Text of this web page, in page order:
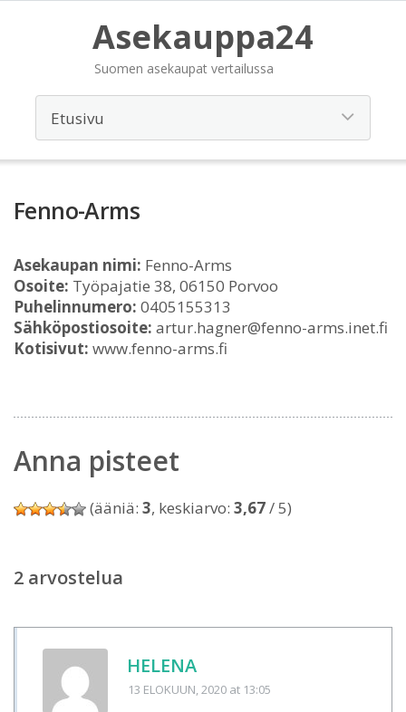
Asekauppa24
Suomen asekaupat vertailussa
Fenno-Arms
Asekaupan nimi: Fenno-Arms
Osoite: Työpajatie 38, 06150 Porvoo
Puhelinnumero: 0405155313
Sähköpostiosoite: artur.hagner@fenno-arms.inet.fi
Kotisivut: www.fenno-arms.fi
Anna pisteet
(ääniä: 3, keskiarvo: 3,67/ 5)
2 arvostelua
HELENA
13 ELOKUUN, 2020 at 13:05